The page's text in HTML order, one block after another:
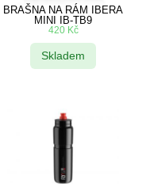
BRAŠNA NA RÁM IBERA
MINI IB-TB9
420 Kč
Skladem